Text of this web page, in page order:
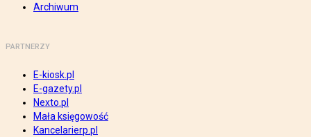
Archiwum
PARTNERZY
E-kiosk.pl
E-gazety.pl
Nexto.pl
Mała księgowość
Kancelarierp.pl